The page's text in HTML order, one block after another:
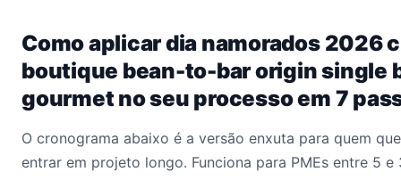
Como aplicar dia namorados 2026
boutique bean-to-bar origin single
gourmet no seu processo em 7
O cronograma abaixo é a versão enxuta para quem
entrar em projeto longo. Funciona para PMEs entre 5 e